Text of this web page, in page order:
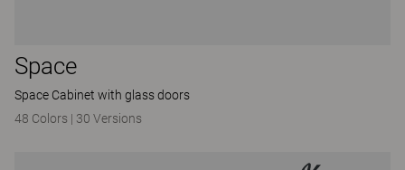
Space
Space Cabinet with glass doors
48 Colors | 30 Versions